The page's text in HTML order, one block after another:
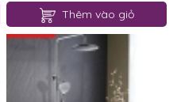
Thêm vào giỏ